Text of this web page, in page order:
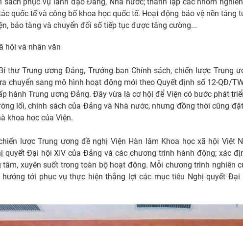
quốc tế và công bố khoa học quốc tế. Hoạt động bảo vệ nền tảng
bảo tàng và chuyển đổi số tiếp tục được tăng cường...
hội và nhân văn
thư Trung ương Đảng, Trưởng ban Chính sách, chiến lược Trung
chuyển sang mô hình hoạt động mới theo Quyết định số 12-QĐ/
hành Trung ương Đảng. Đây vừa là cơ hội để Viện có bước phát
lối, chính sách của Đảng và Nhà nước, nhưng đồng thời cũng
khoa học của Viện.
lược Trung ương đề nghị Viện Hàn lâm Khoa học xã hội Việt
quyết Đại hội XIV của Đảng và các chương trình hành động; xác
xuyên suốt trong toàn bộ hoạt động. Mỗi chương trình nghiên
tới phục vụ thực hiện thắng lợi các mục tiêu Nghị quyết Đại